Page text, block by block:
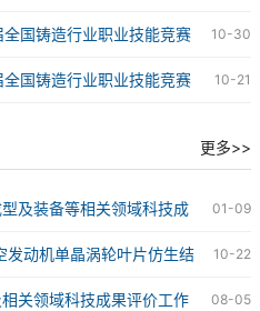
获奖 10-30
国铸造行业职业技能竞赛
10-21
国铸造行业职业技能竞赛
更多>>
01-09
及装备等相关领域科技成
10-22
发动机单晶涡轮叶片仿生结
评价会 08-05
关领域科技成果评价工作